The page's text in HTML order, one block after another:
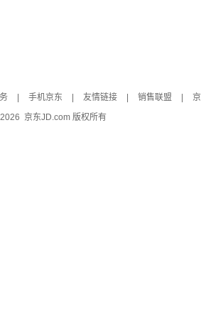
手机京东 友情链接 销售联盟
2026 京东JD.com 版权所有